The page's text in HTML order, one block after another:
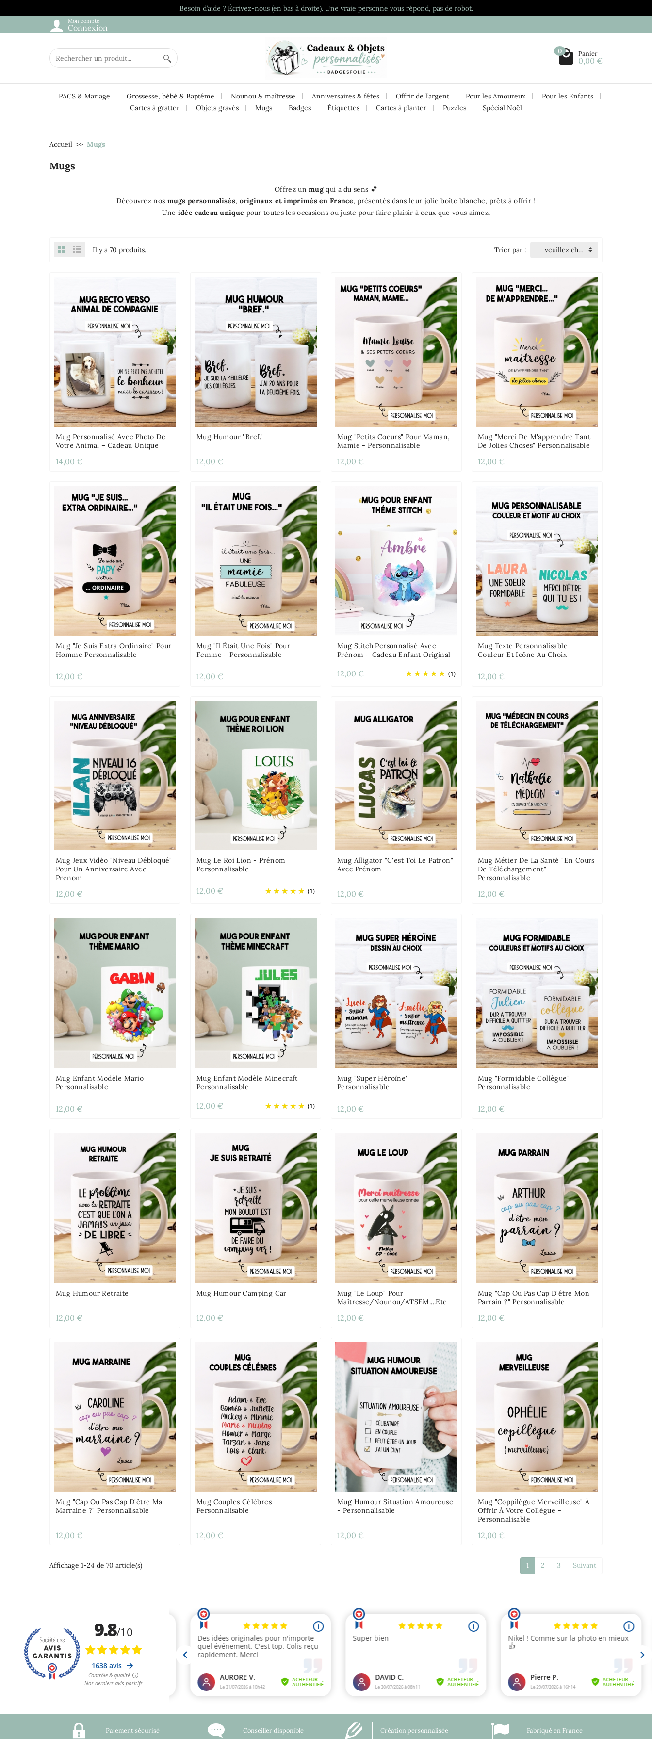
Besoin d’aide ? Écrivez-nous (en bas à droite). Une vraie personne vous répond, pas de robot.
Mon compte
Connexion
0 Panier
0,00 €
PACS & Mariage Grossesse, bébé & Baptême Nounou & maîtresse Anniversaires & fêtes Offrir de l’argent Pour les Amoureux
Pour les Enfants
Cartes à gratter
Objets gravés Mugs Badges Étiquettes Cartes à planter Puzzles Spécial Noël
Accueil Mugs
Mugs
Offrez unmugqui a du sens 💕
Découvrez nos mugs personnalisés, originaux et imprimés en France, présentés dans leur jolie boîte blanche, prêts à offrir !
Une idée cadeau unique pour toutes les occasions ou juste pour faire plaisir à ceux que vous aimez.
Il y a 70 produits. Trier par : -- veuillez choisir --
Mug Personnalisé Avec Photo De
Votre Animal – Cadeau Unique
14,00 €
Mug Humour "Bref."
12,00 €
Mug "petits Coeurs" Pour Maman,
Mamie - Personnalisable
12,00 €
Mug "Merci De M'apprendre Tant
De Jolies Choses" Personnalisable
12,00 €
Mug "Je Suis Extra Ordinaire" Pour
Homme Personnalisable
12,00 €
Mug "Il Était Une Fois" Pour
Femme - Personnalisable
12,00 €
Mug Stitch Personnalisé Avec
Prénom – Cadeau Enfant Original
(1)
12,00 €
Mug Texte Personnalisable -
Couleur Et Icône Au Choix
12,00 €
Mug Jeux Vidéo "niveau Débloqué"
Pour Un Anniversaire Avec
Prénom
12,00 €
Mug Le Roi Lion - Prénom
Personnalisable
(1)
12,00 €
Mug Alligator "c'est Toi Le Patron"
Avec Prénom
12,00 €
Mug Métier De La Santé "en Cours
De Téléchargement"
Personnalisable
12,00 €
Mug Enfant Modèle Mario
Personnalisable
12,00 €
Mug Enfant Modèle Minecraft
Personnalisable
(1)
12,00 €
Mug "Super Héroïne"
Personnalisable
12,00 €
Mug "Formidable Collègue"
Personnalisable
12,00 €
Mug Humour Retraite
12,00 €
Mug Humour Camping Car
12,00 €
Mug "Le Loup" Pour
Maîtresse/Nounou/ATSEM....etc
12,00 €
Mug "cap Ou Pas Cap D'être Mon
Parrain ?" Personnalisable
12,00 €
Mug "cap Ou Pas Cap D'être Ma
Marraine ?" Personnalisable
12,00 €
Mug Couples Célèbres -
Personnalisable
12,00 €
Mug Humour Situation Amoureuse
- Personnalisable
12,00 €
Mug "coppilègue Merveilleuse" À
Offrir À Votre Collègue -
Personnalisable
12,00 €
Affichage 1-24 de 70 article(s) 1 2 3 Suivant
Paiement sécurisé Conseiller disponible Création personnalisée Fabriqué en France